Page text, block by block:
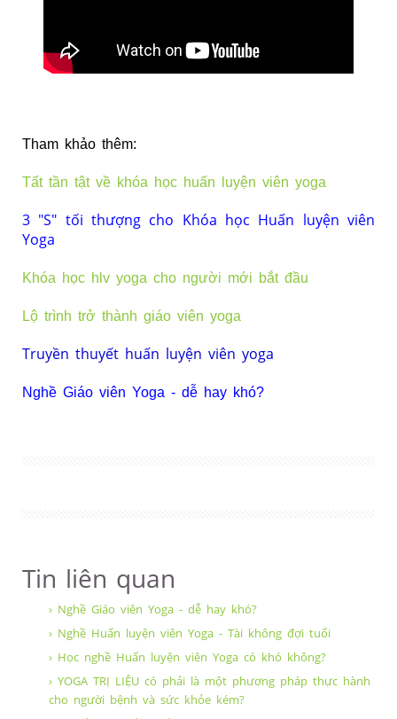
Tham khảo thêm:
Tất tần tật về khóa học huấn luyện viên yoga
3 "S" tối thượng cho Khóa học Huấn luyện viên
Yoga
Khóa học hlv yoga cho người mới bắt đầu
Lộ trình trở thành giáo viên yoga
Truyền thuyết huấn luyện viên yoga
Nghề Giáo viên Yoga - dễ hay khó?
Tin liên quan
› Nghề Giáo viên Yoga - dễ hay khó?
› Nghề Huấn luyện viên Yoga - Tài không đợi tuổi
› Học nghề Huấn luyện viên Yoga có khó không?
› YOGA TRỊ LIỆU có phải là một phương pháp thực hành
cho người bệnh và sức khỏe kém?